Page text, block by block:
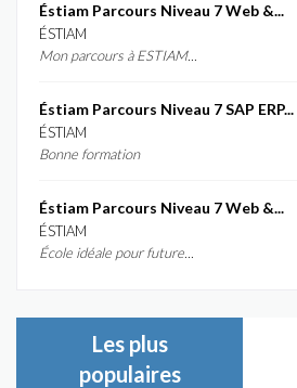
Éstiam Parcours Niveau 7 Web &...
ÉSTIAM
Mon parcours à ESTIAM...
Éstiam Parcours Niveau 7 SAP ERP...
ÉSTIAM
Bonne formation
Éstiam Parcours Niveau 7 Web &...
ÉSTIAM
École idéale pour future...
Les plus
populaires